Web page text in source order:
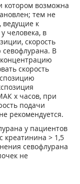
котором возможна
тем не
ведущие к
человека, в
скорость
В
скорость
х часов, при
подачи
рекомендуется.
у пациентов
креатинина > 1,5
севофлурана
не